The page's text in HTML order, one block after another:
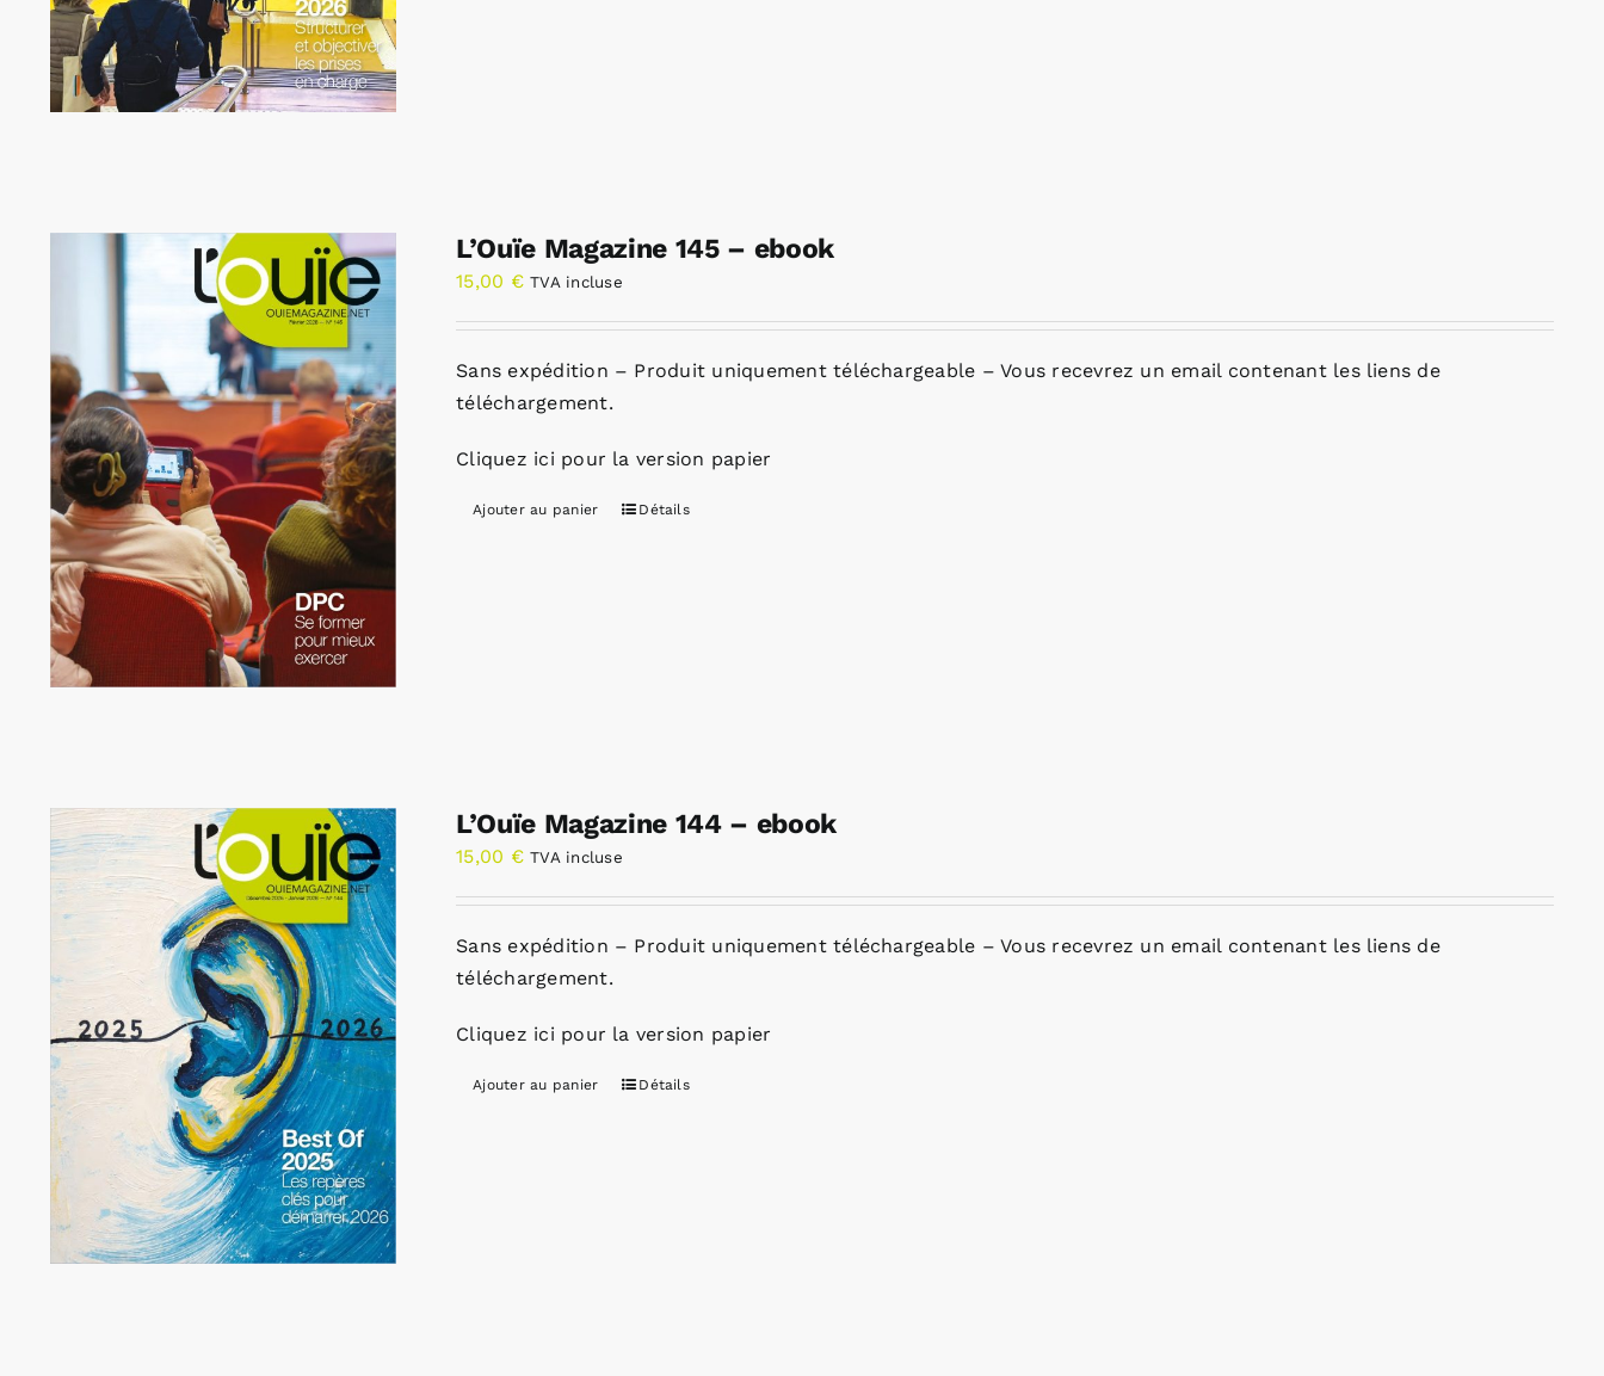
L’Ouïe Magazine 145 – ebook
15,00 € TVA incluse
Sans expédition – Produit uniquement téléchargeable – Vous recevrez un email contenant les liens de
téléchargement.
Cliquez ici pour la version papier
Ajouter au panier Détails
L’Ouïe Magazine 144 – ebook
15,00 € TVA incluse
Sans expédition – Produit uniquement téléchargeable – Vous recevrez un email contenant les liens de
téléchargement.
Cliquez ici pour la version papier
Ajouter au panier Détails